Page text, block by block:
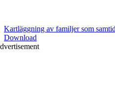
Kartläggning av familjer som
Download